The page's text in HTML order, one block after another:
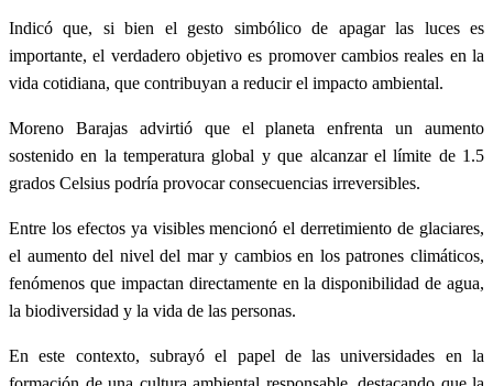
Indicó que, si bien el gesto simbólico de apagar las luces es
importante, el verdadero objetivo es promover cambios reales en la
vida cotidiana, que contribuyan a reducir el impacto ambiental.
Moreno Barajas advirtió que el planeta enfrenta un aumento
sostenido en la temperatura global y que alcanzar el límite de 1.5
grados Celsius podría provocar consecuencias irreversibles.
Entre los efectos ya visibles mencionó el derretimiento de glaciares,
el aumento del nivel del mar y cambios en los patrones climáticos,
fenómenos que impactan directamente en la disponibilidad de agua,
la biodiversidad y la vida de las personas.
En este contexto, subrayó el papel de las universidades en la